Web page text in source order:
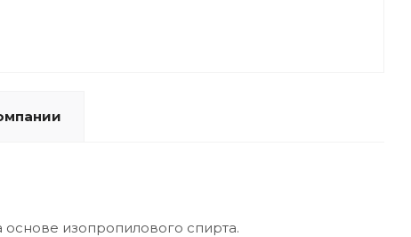
изопропилового спирта.